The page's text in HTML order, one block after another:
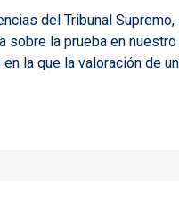
del Tribunal
la prueba en
la que la valoración de